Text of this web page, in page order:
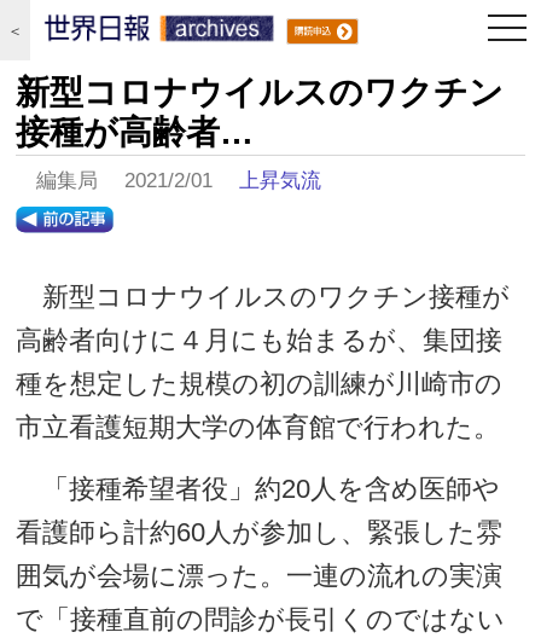
＜
新型コロナウイルスのワクチン
接種が高齢者…
編集局 2021/2/01上昇気流
新型コロナウイルスのワクチン接種が
高齢者向けに４月にも始まるが、集団接
種を想定した規模の初の訓練が川崎市の
市立看護短期大学の体育館で行われた。
「接種希望者役」約20人を含め医師や
看護師ら計約60人が参加し、緊張した雰
囲気が会場に漂った。一連の流れの実演
で「接種直前の問診が長引くのではない